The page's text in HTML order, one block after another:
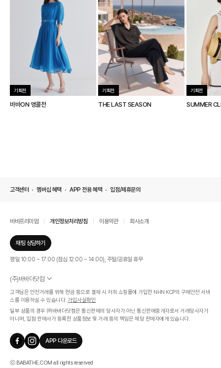
기획전
바바ON 앵콜전
기획전
THE LAST SEASON
기획전
SUMMER
고객센터 멤버십 혜택 APP 전용 혜택 입점/제휴문의
바바프리미엄 개인정보처리방침 이용약관 회사소개
채팅 상담하기
평일 10:00 ~ 17:00 (점심 12:00 ~ 14:00), 주말/공휴일 휴무
(주)바바더닷컴
서울특별시 서초구 신반포로 339, 논현빌딩 (대표이사 : 문인식)
사업자 등록번호 569-86-01308
통신판매업신고번호 제 2019 - 서울 서초 - 1268호
개인정보관리책임자 : 김효영
인증범위
온라인 쇼핑몰 서비스(바바더닷컴)
유효기간
2024.07.17 ~ 2027.07.16
고객님은 안전거래를 위해 현금 등으로 결제 시 저희 쇼핑몰에 가입한 NHN KCP의 구매안전 서비
스를 이용하실 수 있습니다. 가입사실확인
일부 상품의 경우 ㈜바바더닷컴은 통신판매의 당사자가 아닌 통신판매중개자로서 거래당사자가
아니며, 입점 판매사가 등록한 상품정보 및 거래 등의 책임은 해당 판매자에게 있습니다.
APP 다운로드
ⓒ BABATHE.COM all rights reserved